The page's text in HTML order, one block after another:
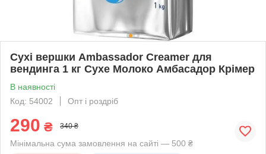
Сухі вершки Ambassador Creamer для
вендинга 1 кг Сухе Молоко Амбасадор Крімер
В наявності
Код: 54002
Опт і роздріб
290 ₴ 340 ₴
Мінімальна сума замовлення на сайті — 500 ₴